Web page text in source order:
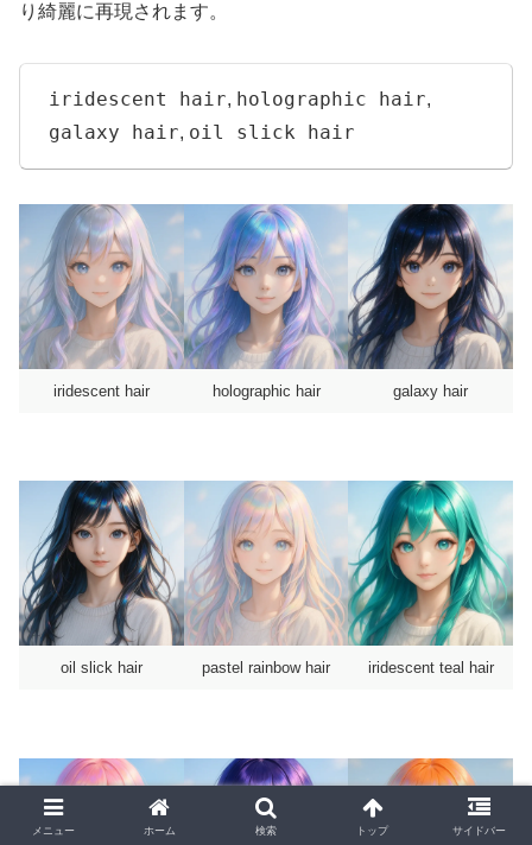
り綺麗に再現されます。
iridescent hair, holographic hair,
galaxy hair, oil slick hair
iridescent hair holographic hair galaxy hair
oil slick hair pastel rainbow hair iridescent teal hair
メニュー ホーム 検索 トップ サイドバー